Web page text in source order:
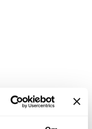
og punktlig – fra
som vedlikeholder dem.